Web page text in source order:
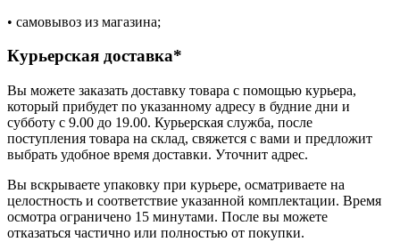
• самовывоз из магазина;
Курьерская доставка*
Вы можете заказать доставку товара с помощью курьера,
который прибудет по указанному адресу в будние дни и
субботу с 9.00 до 19.00. Курьерская служба, после
поступления товара на склад, свяжется с вами и предложит
выбрать удобное время доставки. Уточнит адрес.
Вы вскрываете упаковку при курьере, осматриваете на
целостность и соответствие указанной комплектации. Время
осмотра ограничено 15 минутами. После вы можете
отказаться частично или полностью от покупки.